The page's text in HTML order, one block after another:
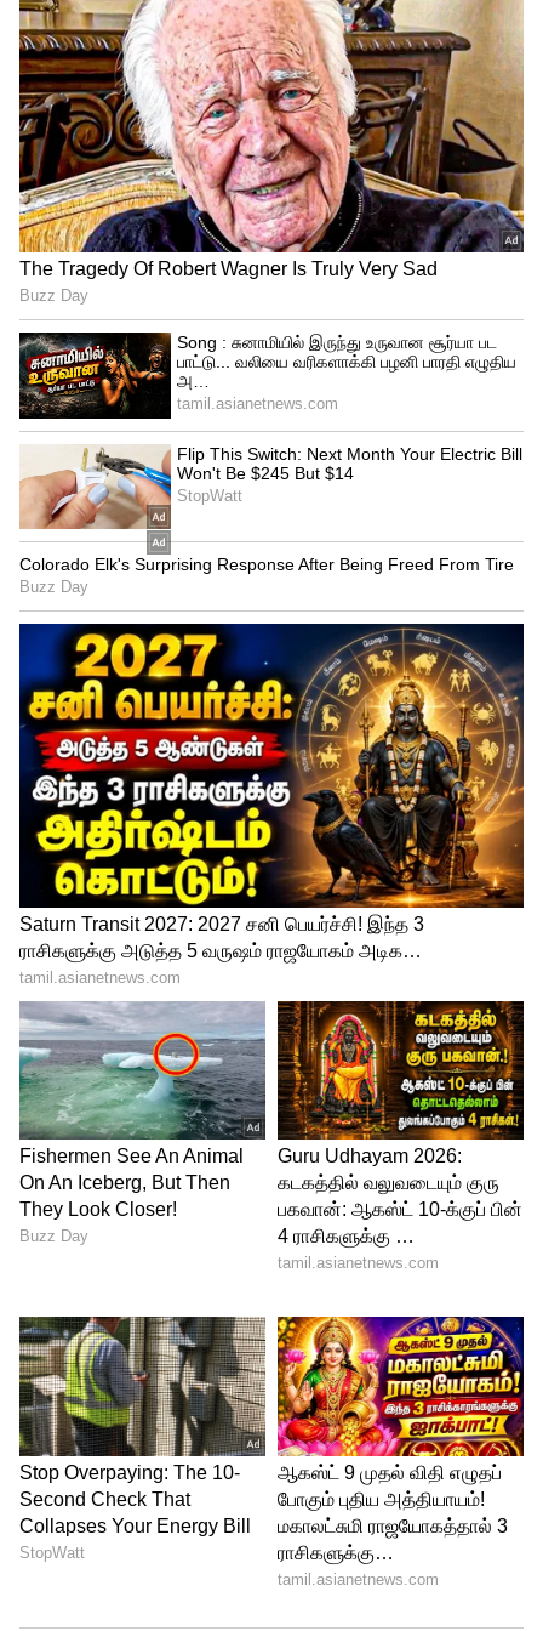
கடகம்: இன்று உங்களுக்கு ஒரு
முக்கியமான அறிவுறுத்தல் கிடைக்கும்.
கூட்டாண்மை தொடர்பான வியாபாரத்தை
விரைவுபடுத்துவதற்கான நேரம்
சாதகமானது.
5
12
சிம்மம்: இந்த நேரத்தில் சொத்து
சம்பந்தமான வேலைகள் ஏதேனும்
தடைபட்டால் அதை முடிக்க சிறந்த நேரம்.
நெருங்கிய உறவினர்களின் சந்திப்பு
மகிழ்ச்சி தரும்.
6
12
கன்னி: இன்று கிரகத்தின் சஞ்சாரம்
சாதகமாக இருக்கும். குடும்ப
உறுப்பினர்களுடன் நேரத்தை செலவிடுவது
உங்களுக்கு புத்துணர்ச்சி தரும்.